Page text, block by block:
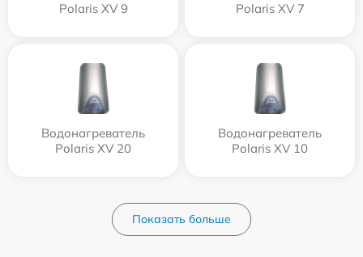
Polaris XV 9
Polaris XV 7
Водонагреватель
Polaris XV 20
Водонагреватель
Polaris XV 10
Показать больше